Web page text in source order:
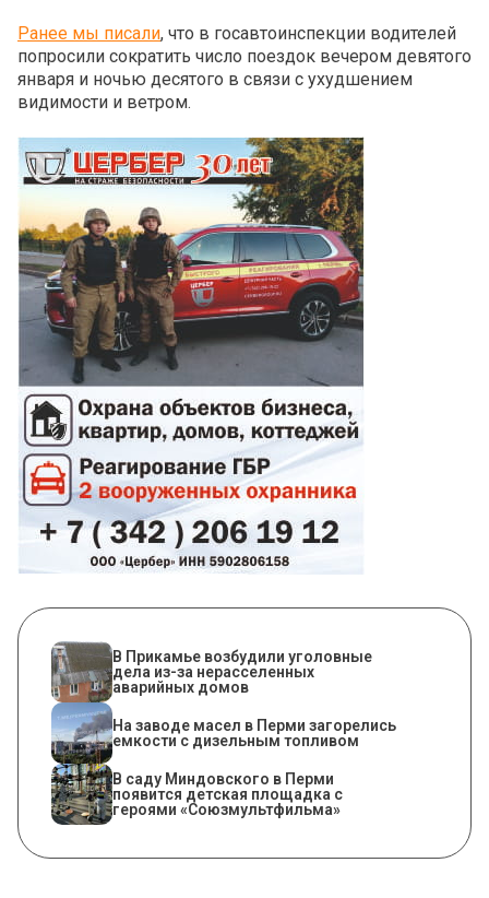
Ранее мы писали, что в госавтоинспекции водителей
попросили сократить число поездок вечером девятого
января и ночью десятого в связи с ухудшением
видимости и ветром.
В Прикамье возбудили уголовные
дела из-за нерасселенных
аварийных домов
На заводе масел в Перми загорелись
емкости с дизельным топливом
В саду Миндовского в Перми
появится детская площадка с
героями «Союзмультфильма»